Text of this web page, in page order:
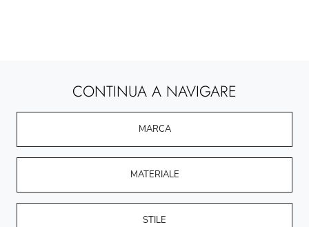
CONTINUA A NAVIGARE
MARCA
MATERIALE
STILE